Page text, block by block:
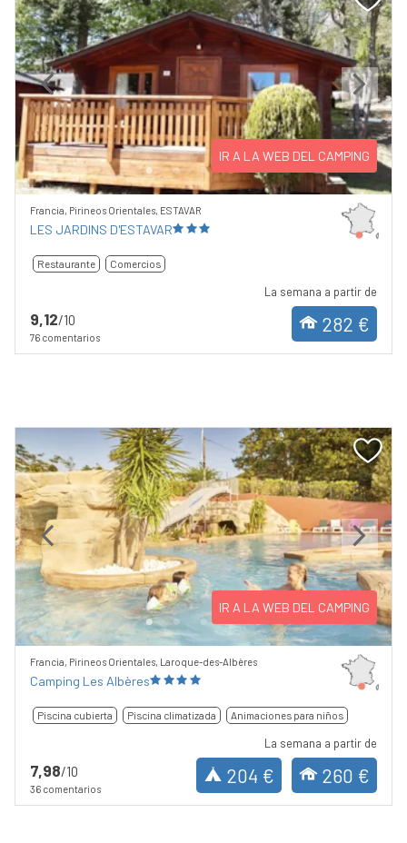
Previous Next
IR A LA WEB DEL CAMPING
Francia, Pirineos Orientales, ESTAVAR
LES JARDINS D'ESTAVAR
Restaurante Comercios
9,12/10
76 comentarios
La semana a partir de
282 €
Previous Next
IR A LA WEB DEL CAMPING
Francia, Pirineos Orientales, Laroque-des-Albères
Camping Les Albères
Piscina cubierta Piscina climatizada Animaciones para niños
7,98/10
36 comentarios
La semana a partir de
204 € 260 €